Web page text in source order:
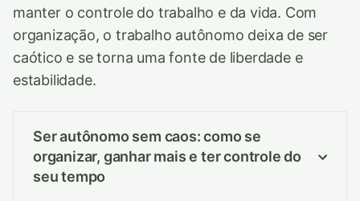
manter o controle do trabalho e da vida. Com
organização, o trabalho autônomo deixa de ser
caótico e se torna uma fonte de liberdade e
estabilidade.
Ser autônomo sem caos: como se
organizar, ganhar mais e ter controle do
seu tempo